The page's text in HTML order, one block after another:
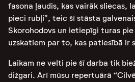
fasona ļaudis, kas vairāk sliecas,
pieci rubļi”, teic šī stāsta
Skorohodovs un ietiepīgi turas
uzskatiem par to, kas patiesībā ir
Laikam ne velti pie šī darba tik
dižgari. Arī mūsu repertuārā